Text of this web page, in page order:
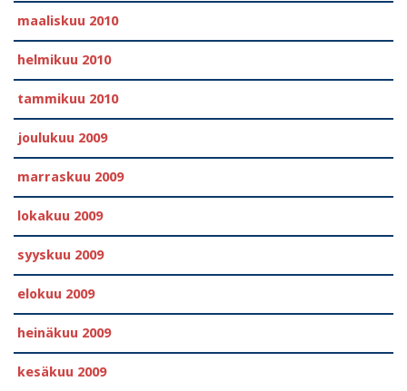
maaliskuu 2010
helmikuu 2010
tammikuu 2010
joulukuu 2009
marraskuu 2009
lokakuu 2009
syyskuu 2009
elokuu 2009
heinäkuu 2009
kesäkuu 2009